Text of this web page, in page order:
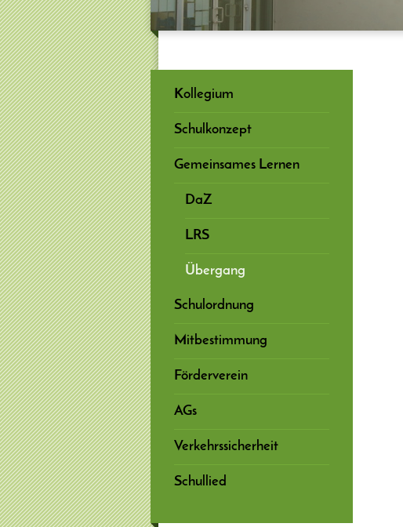
Kollegium
Schulkonzept
Gemeinsames Lernen
DaZ
LRS
Übergang
Schulordnung
Mitbestimmung
Förderverein
AGs
Verkehrssicherheit
Schullied